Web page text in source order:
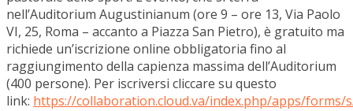
nell’Auditorium Augustinianum (ore 9 – ore 13, Via Paolo
VI, 25, Roma – accanto a Piazza San Pietro), è gratuito ma
richiede un’iscrizione online obbligatoria fino al
raggiungimento della capienza massima dell’Auditorium
(400 persone). Per iscriversi cliccare su questo
link: https://collaboration.cloud.va/index.php/apps/forms/